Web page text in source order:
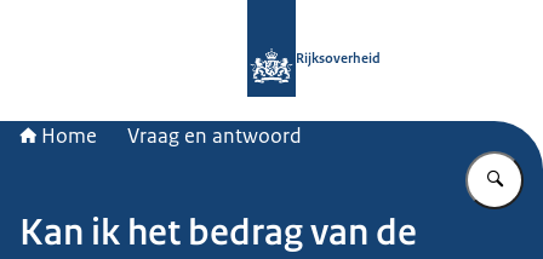
Rijksoverheid
Home Vraag en antwoord
Kan ik het bedrag van de